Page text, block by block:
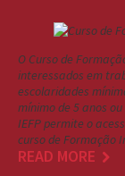
O Curso de
interessados em
escolaridades
mínimo de 5 anos
IEFP permite o
curso de Formação
READ MORE